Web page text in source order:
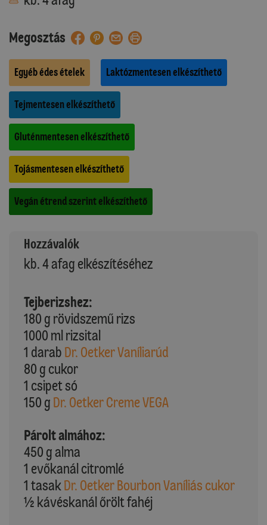
Megosztás
Egyéb édes ételek Laktózmentesen elkészíthető
Tejmentesen elkészíthető
Gluténmentesen elkészíthető
Tojásmentesen elkészíthető
Vegán étrend szerint elkészíthető
Hozzávalók
kb. 4 afag elkészítéséhez
Tejberizshez:
180 g rövidszemű rizs
1000 ml rizsital
1 darab Dr. Oetker Vaníliarúd
80 g cukor
1 csipet só
150 g Dr. Oetker Creme VEGA
Párolt almához:
450 g alma
1 evőkanál citromlé
1 tasak Dr. Oetker Bourbon Vaníliás cukor
½ kávéskanál őrölt fahéj